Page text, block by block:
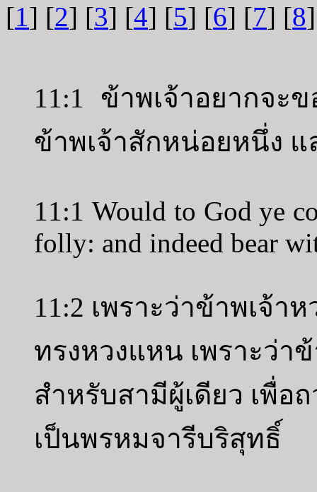
[1] [2] [3] [4] [5] [6] [7] [8
11:1 ข้าพเจ้าอยากจะ
ข้าพเจ้าสักหน่อยหนึ่ง แ
11:1 Would to God ye
folly: and indeed bear
11:2 เพราะว่าข้าพเจ้า
ทรงหวงแหน เพราะว่า
สำหรับสามีผู้เดียว เพื่อ
เป็นพรหมจารีบริสุทธิ์